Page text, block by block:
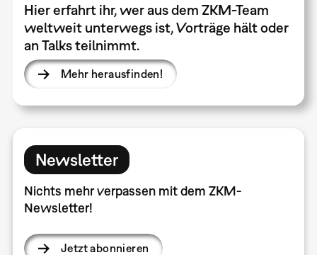
Hier erfahrt ihr, wer aus dem ZKM-Team
weltweit unterwegs ist, Vorträge hält oder
an Talks teilnimmt.
Mehr herausfinden!
Newsletter
Nichts mehr verpassen mit dem ZKM-
Newsletter!
Jetzt abonnieren